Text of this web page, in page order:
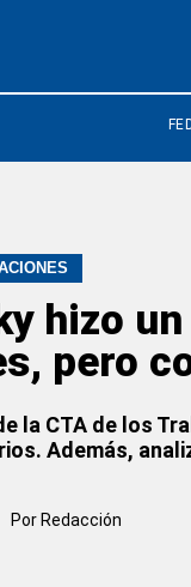
hizo
pero
la CTA de los
Además,
Por Redacción